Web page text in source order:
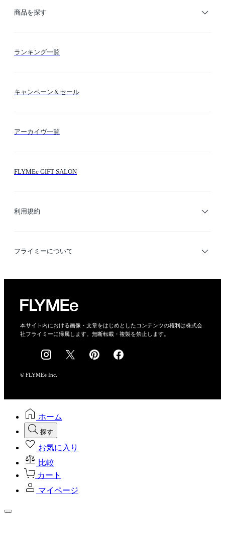
ご利用ガイド
商品を探す
カテゴリー検索
ランキング一覧
キャンペーン＆セール
アーカイヴ一覧
FLYMEe GIFT SALON
利用規約
利用規約
フライミーについて
会社概要
採用情報
本サイト内における画像・文章をはじめとしたコンテンツの権利は株式会
社フライミーに帰属します。無断転載・複製を禁止します。
© FLYMEe Inc.
ホーム
探す
お気に入り
比較
カート
マイページ